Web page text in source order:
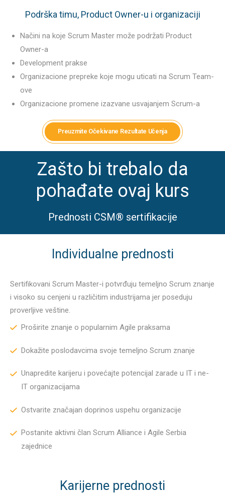
Podrška timu, Product Owner-u i organizaciji
Načini na koje Scrum Master može podržati Product
Owner-a
Development prakse
Organizacione prepreke koje mogu uticati na Scrum Team-
ove
Organizacione promene izazvane usvajanjem Scrum-a
Preuzmite Očekivane Rezultate Učenja
Zašto bi trebalo da
pohađate ovaj kurs
Prednosti CSM® sertifikacije
Individualne prednosti
Sertifikovani Scrum Master-i potvrđuju temeljno Scrum znanje
i visoko su cenjeni u različitim industrijama jer poseduju
proverljive veštine.
Proširite znanje o popularnim Agile praksama
Dokažite poslodavcima svoje temeljno Scrum znanje
Unapredite karijeru i povećajte potencijal zarade u IT i ne-
IT organizacijama
Ostvarite značajan doprinos uspehu organizacije
Postanite aktivni član Scrum Alliance i Agile Serbia
zajednice
Karijerne prednosti